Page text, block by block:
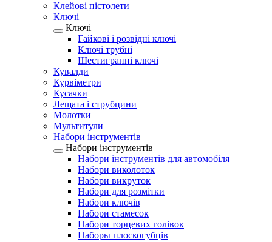
Клейові пістолети
Ключі
Ключі
Гайкові і розвідні ключі
Ключі трубні
Шестигранні ключі
Кувалди
Курвіметри
Кусачки
Лещата і струбцини
Молотки
Мультитули
Набори інструментів
Набори інструментів
Набори інструментів для автомобіля
Набори виколоток
Набори викруток
Набори для розмітки
Набори ключів
Набори стамесок
Набори торцевих голівок
Наборы плоскогубців